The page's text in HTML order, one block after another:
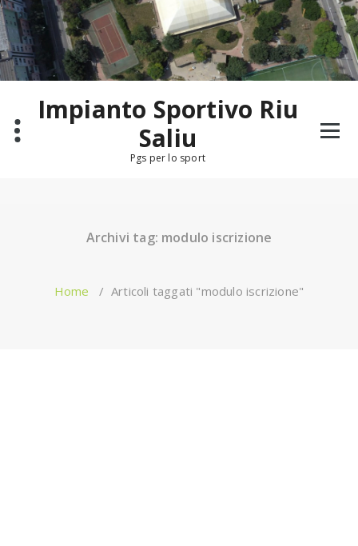
Salta
al
contenuto
Impianto Sportivo Riu
Saliu
Pgs per lo sport
Archivi tag: modulo iscrizione
Home / Articoli taggati "modulo iscrizione"